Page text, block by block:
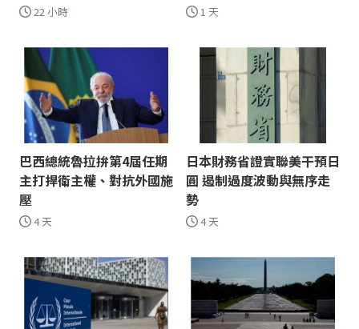
22 小時 1 天
巴西總統魯拉拚第4屆任期
主打捍衛主權、對抗外國施
壓
4 天
日本財務省證實聯美干預日
圓 遏制過度波動與無序走
勢
4 天